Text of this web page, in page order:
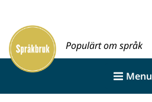
innehållet
Framsida
Populärt om språk
Menu